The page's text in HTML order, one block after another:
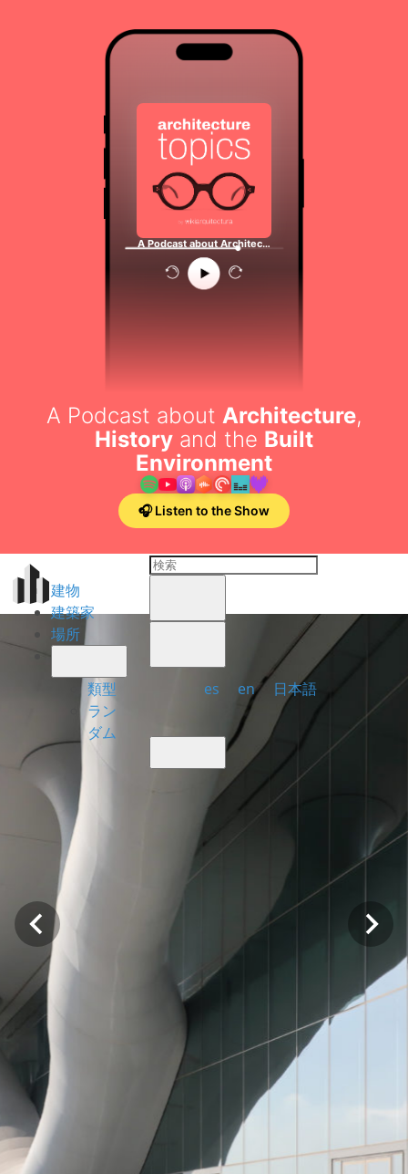
A Podcast about Architec…
A Podcast about Architecture,
History and the Built
Environment
🎧 Listen to the Show
建物
建築家
場所
類型
ラン
ダム
es en 日本語